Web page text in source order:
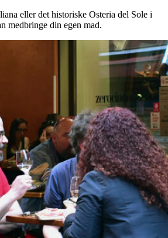
eller det historiske Osteria del Sole i
medbringe din egen mad.